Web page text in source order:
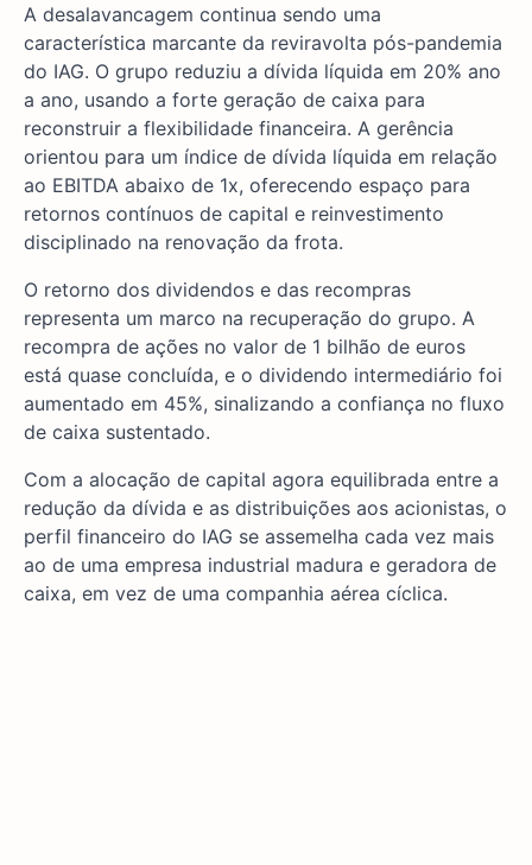
A desalavancagem continua sendo uma
característica marcante da reviravolta pós-pandemia
do IAG. O grupo reduziu a dívida líquida em 20% ano
a ano, usando a forte geração de caixa para
reconstruir a flexibilidade financeira. A gerência
orientou para um índice de dívida líquida em relação
ao EBITDA abaixo de 1x, oferecendo espaço para
retornos contínuos de capital e reinvestimento
disciplinado na renovação da frota.
O retorno dos dividendos e das recompras
representa um marco na recuperação do grupo. A
recompra de ações no valor de 1 bilhão de euros
está quase concluída, e o dividendo intermediário foi
aumentado em 45%, sinalizando a confiança no fluxo
de caixa sustentado.
Com a alocação de capital agora equilibrada entre a
redução da dívida e as distribuições aos acionistas, o
perfil financeiro do IAG se assemelha cada vez mais
ao de uma empresa industrial madura e geradora de
caixa, em vez de uma companhia aérea cíclica.